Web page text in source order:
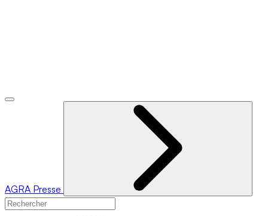
AGRA Presse